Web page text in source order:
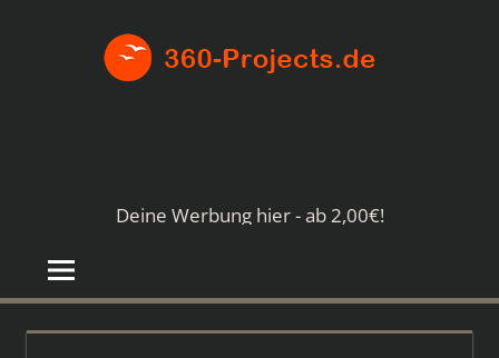
Deine Werbung hier - ab 2,00€!